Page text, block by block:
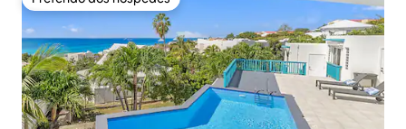
Preferido dos hóspedes